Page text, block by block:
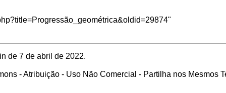
"
de 7 de abril de 2022.
- Atribuição - Uso Não Comercial - Partilha nos Mesmos